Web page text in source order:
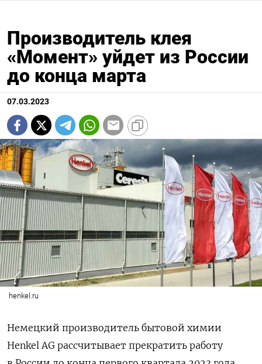
Производитель клея
«Момент» уйдет из России
до конца марта
07.03.2023
henkel.ru
Немецкий производитель бытовой химии
Henkel AG рассчитывает прекратить работу